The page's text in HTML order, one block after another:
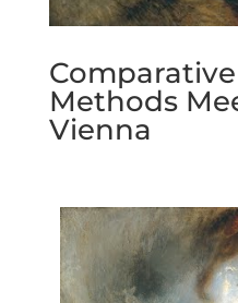
Methods
Vienna